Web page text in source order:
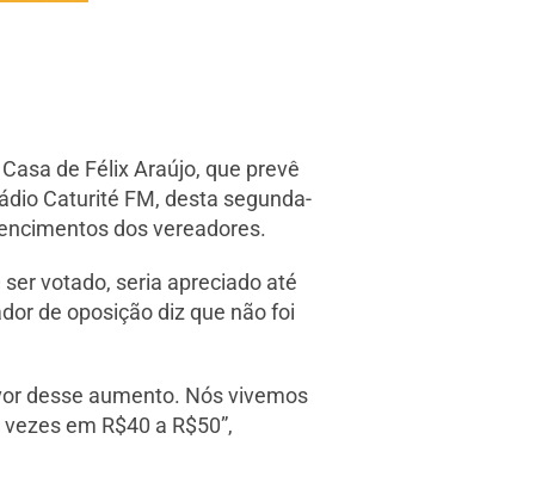
de Félix Araújo, que prevê
Caturité FM, desta segunda-
dos vereadores.
votado, seria apreciado até
de oposição diz que não foi
desse aumento. Nós vivemos
em R$40 a R$50”,